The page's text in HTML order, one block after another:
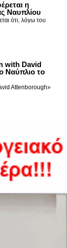
η
Ναυπλίου
ότι, λόγω του
with David
Ναύπλιο το
Attenborough»